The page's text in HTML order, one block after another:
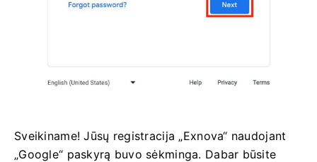
Sveikiname! Jūsų registracija „Exnova“ naudojant
„Google“ paskyrą buvo sėkminga. Dabar būsite